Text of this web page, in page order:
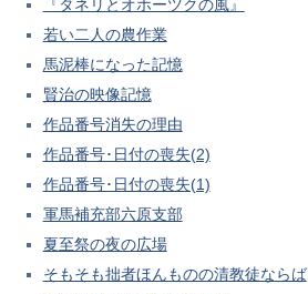
『タネリとオホーツクの風』
若い二人の農作業
馬泥棒になった記憶
賢治の映像記憶
作品番号消失の理由
作品番号･日付の喪失(2)
作品番号･日付の喪失(1)
軍馬補充部六原支部
夏至祭の夜の広場
そもそも拙者ほんものの清教徒ならば